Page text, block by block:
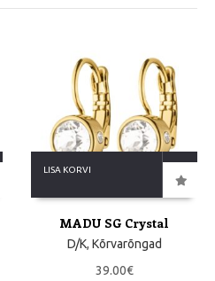
LISA KORVI
MADU SG Crystal
D/K, Kõrvarõngad
39.00€